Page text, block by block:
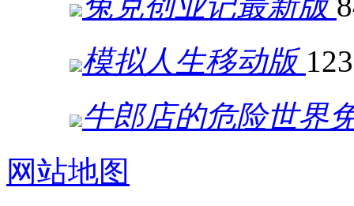
模拟人生移动版
牛郎店的危险世界
网站地图